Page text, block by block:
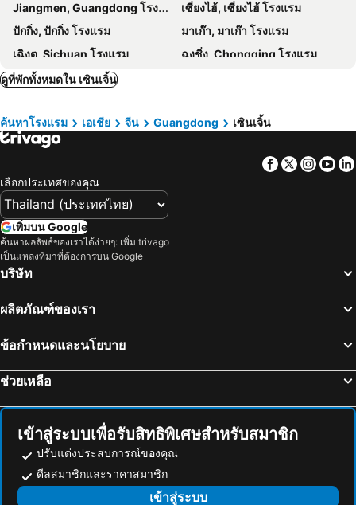
Home Inn (Shenzhen Guomao)
Vienna Hotel Mix City
Peace Hotel
Shenzhen Happy Valley
Hong Kong International Film & TV Market
เกาลูนปาร์ค
Wu Kai Sha Metro Station
Jiangmen, Guangdong โรงแรม
เซี่ยงไฮ้, เซี่ยงไฮ้ โรงแรม
ปักกิ่ง, ปักกิ่ง โรงแรม
มาเก๊า, มาเก๊า โรงแรม
เฉิงตู, Sichuan โรงแรม
ฉงชิ่ง, Chongqing โรงแรม
ซไฮ, Guangdong โรงแรม
ดูที่พักทั้งหมดใน เซินเจิ้น
ค้นหาโรงแรม เอเชีย จีน Guangdong เซินเจิ้น
Facebook
Twitter
เลือกประเทศของคุณ
เพิ่มบน Google
ค้นหาผลลัพธ์ของเราได้ง่ายๆ: เพิ่ม trivago
เป็นแหล่งที่มาที่ต้องการบน Google
บริษัท
ผลิตภัณฑ์ของเรา
ข้อกำหนดและนโยบาย
ช่วยเหลือ
เข้าสู่ระบบเพื่อรับสิทธิพิเศษสำหรับสมาชิก
ปรับแต่งประสบการณ์ของคุณ
ดีลสมาชิกและราคาสมาชิก
เข้าสู่ระบบ